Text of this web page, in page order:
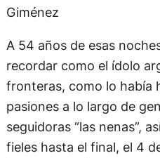
Giménez
A 54 años de esas
recordar como el ídolo
fronteras, como lo había
pasiones a lo largo de
seguidoras “las nenas”,
fieles hasta el final, el 4